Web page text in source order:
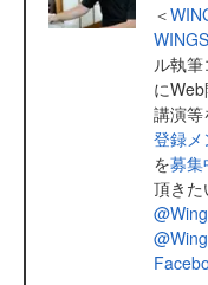
＜
ル執
に
講演
登録メ
を募集
頂きた